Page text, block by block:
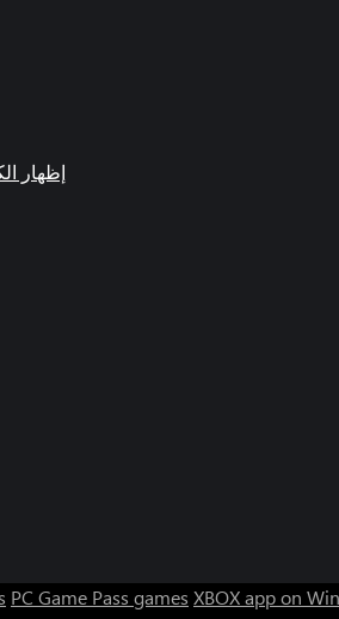
إظهار
PC Game Pass games XBOX app on